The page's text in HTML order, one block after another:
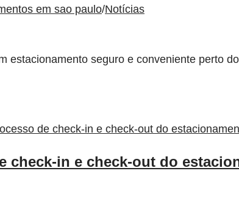
em sao paulo/Notícias
estacionamento seguro e conveniente perto
check-in e check-out do